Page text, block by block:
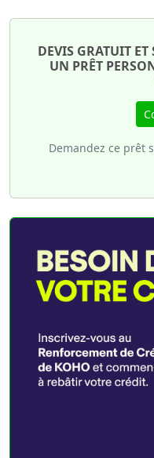
DEVIS GRATUIT
UN PRÊT
Demandez ce prêt